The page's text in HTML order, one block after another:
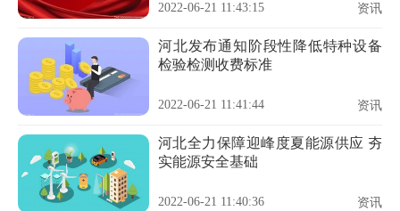
2022-06-21 11:43:15 资讯
河北发布通知阶段性降低特种设备
检验检测收费标准
2022-06-21 11:41:44 资讯
河北全力保障迎峰度夏能源供应 夯
实能源安全基础
2022-06-21 11:40:36 资讯